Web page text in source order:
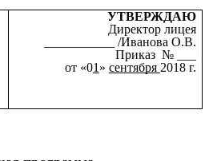
УТВЕРЖДАЮ
Директор лицея
___________ /Иванова О.В.
Приказ № ___
от «01 » сентября 2018 г.